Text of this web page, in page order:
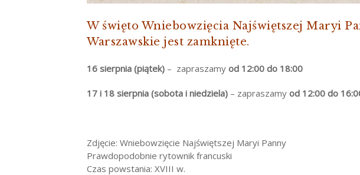
W święto Wniebowzięcia Najświętszej Maryi
Warszawskie jest zamknięte.
16 sierpnia (piątek) – zapraszamy od 12:00 do 18:00
17 i 18 sierpnia (sobota i niedziela) – zapraszamy od 12:00 do
Zdjęcie: Wniebowzięcie Najświętszej Maryi Panny
Prawdopodobnie rytownik francuski
Czas powstania: XVIII w.